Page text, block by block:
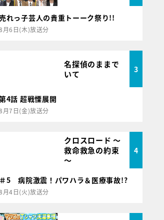
れっ子芸人の貴重トーーク祭り!!
月6日(木)放送分
名探偵のままで
いて
3
4話 超戦慄展開
月7日(金)放送分
クロスロード ～
救命救急の約束
～
4
＃5 病院激震！パワハラ＆医療事故!?
月4日(火)放送分